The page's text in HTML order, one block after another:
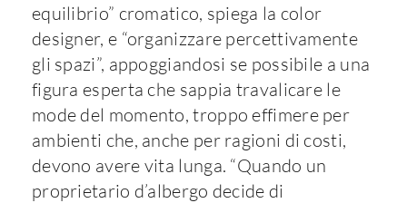
equilibrio” cromatico, spiega la color
designer, e “organizzare percettivamente
gli spazi”, appoggiandosi se possibile a una
figura esperta che sappia travalicare le
mode del momento, troppo effimere per
ambienti che, anche per ragioni di costi,
devono avere vita lunga. “Quando un
proprietario d’albergo decide di